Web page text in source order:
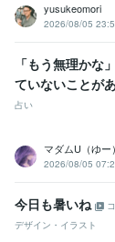
yusukeomori
2026/08/05
「もう無理かな
ていないことが
占い
マダムU（ゆ
2026/08/05
今日も暑いね
デザイン・イラスト